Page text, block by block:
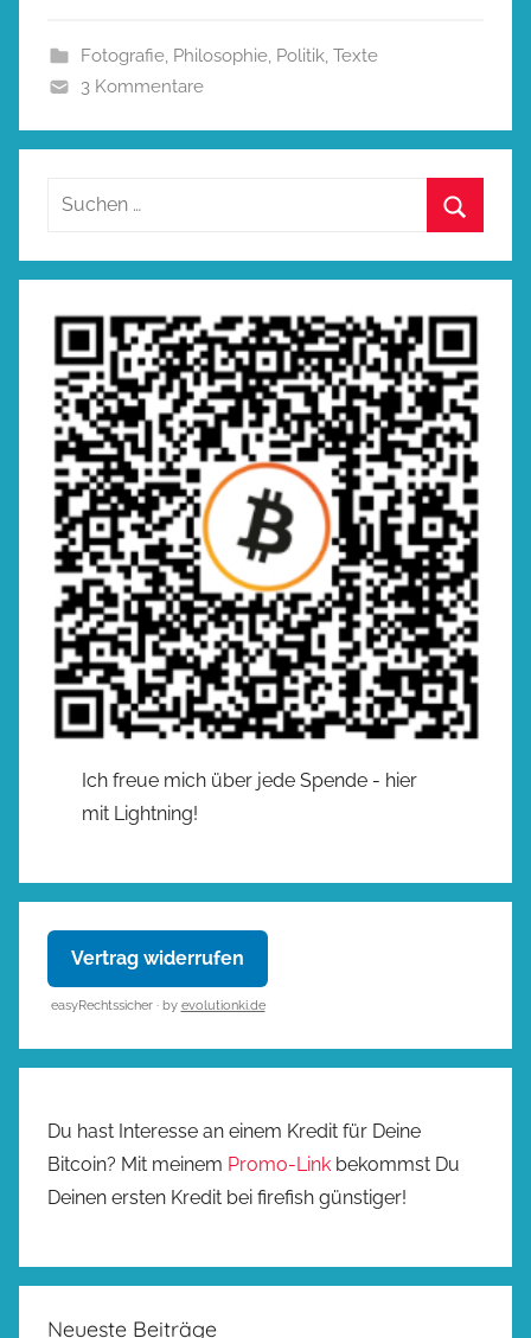
Fotografie, Philosophie, Politik, Texte
3 Kommentare
Suchen
Ich freue mich über jede Spende - hier
mit Lightning!
Vertrag widerrufen
easyRechtssicher · by evolutionki.de
Du hast Interesse an einem Kredit für Deine
Bitcoin? Mit meinem Promo-Link bekommst Du
Deinen ersten Kredit bei firefish günstiger!
Neueste Beiträge